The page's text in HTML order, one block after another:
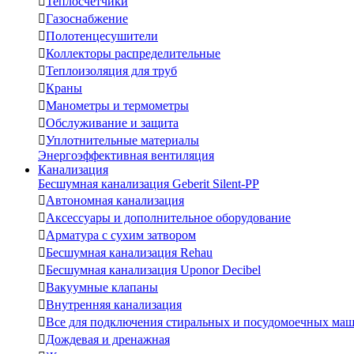
Газоснабжение
Полотенцесушители
Коллекторы распределительные
Теплоизоляция для труб
Краны
Манометры и термометры
Обслуживание и защита
Уплотнительные материалы
Энергоэффективная вентиляция
Канализация
Бесшумная канализация Geberit Silent-PP
Автономная канализация
Аксессуары и дополнительное оборудование
Арматура с сухим затвором
Бесшумная канализация Rehau
Бесшумная канализация Uponor Decibel
Вакуумные клапаны
Внутренняя канализация
Все для подключения стиральных и посудомоечных
Дождевая и дренажная